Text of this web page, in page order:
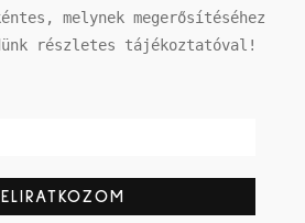
melynek megerősítéséhez
részletes tájékoztatóval!